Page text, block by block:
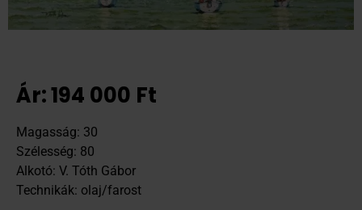
Ár:194 000 Ft
Magasság: 30
Szélesség: 80
Alkotó: V. Tóth Gábor
Technikák: olaj/farost